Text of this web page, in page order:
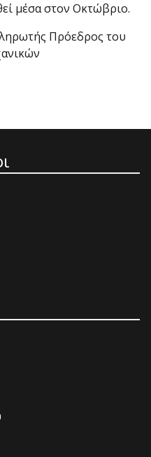
μέσα στον Οκτώβριο.
Πρόεδρος του